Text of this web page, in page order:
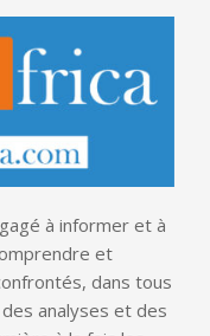
à informer et à
et
dans tous
analyses et des